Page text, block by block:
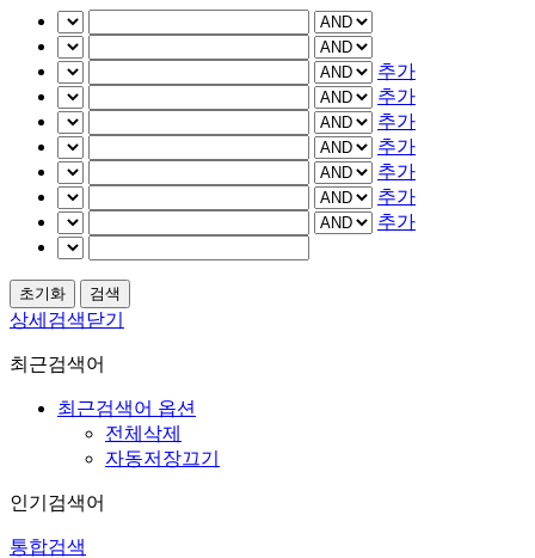
추가
추가
추가
추가
추가
추가
추가
상세검색닫기
최근검색어
최근검색어 옵션
전체삭제
자동저장끄기
인기검색어
통합검색